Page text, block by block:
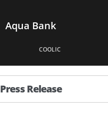
Aqua Bank
COOLIC
Press Release